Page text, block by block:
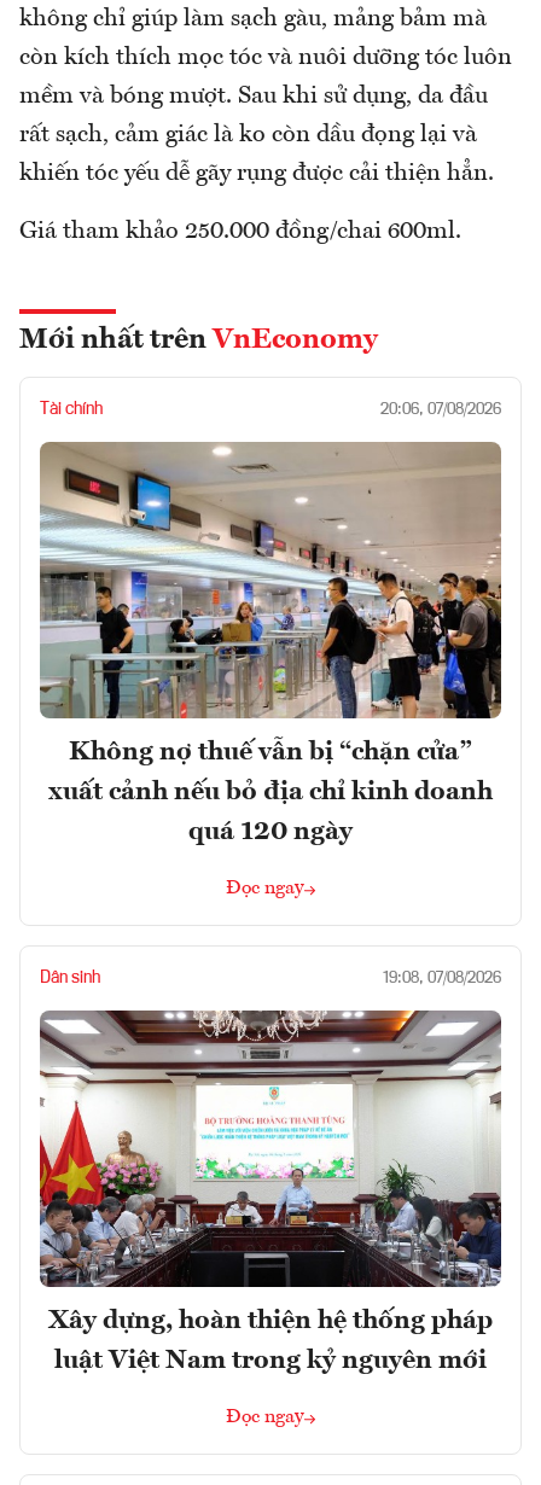
không chỉ giúp làm sạch gàu, mảng bảm mà
còn kích thích mọc tóc và nuôi dưỡng tóc luôn
mềm và bóng mượt. Sau khi sử dụng, da đầu
rất sạch, cảm giác là ko còn dầu đọng lại và
khiến tóc yếu dễ gãy rụng được cải thiện hẳn.
Giá tham khảo 250.000 đồng/chai 600ml.
Mới nhất trên VnEconomy
Tài chính 20:06, 07/08/2026
Không nợ thuế vẫn bị “chặn cửa”
xuất cảnh nếu bỏ địa chỉ kinh doanh
quá 120 ngày
Đọc ngay
Dân sinh 19:08, 07/08/2026
Xây dựng, hoàn thiện hệ thống pháp
luật Việt Nam trong kỷ nguyên mới
Đọc ngay